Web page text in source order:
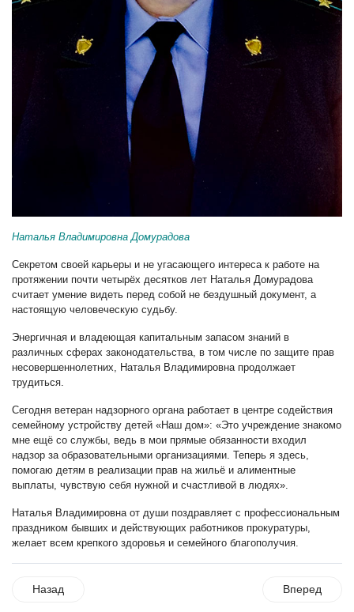
Наталья Владимировна Домурадова
Секретом своей карьеры и не угасающего интереса к работе на
протяжении почти четырёх десятков лет Наталья Домурадова
считает умение видеть перед собой не бездушный документ, а
настоящую человеческую судьбу.
Энергичная и владеющая капитальным запасом знаний в
различных сферах законодательства, в том числе по защите прав
несовершеннолетних, Наталья Владимировна продолжает
трудиться.
Сегодня ветеран надзорного органа работает в центре содействия
семейному устройству детей «Наш дом»: «Это учреждение знакомо
мне ещё со службы, ведь в мои прямые обязанности входил
надзор за образовательными организациями. Теперь я здесь,
помогаю детям в реализации прав на жильё и алиментные
выплаты, чувствую себя нужной и счастливой в людях».
Наталья Владимировна от души поздравляет с профессиональным
праздником бывших и действующих работников прокуратуры,
желает всем крепкого здоровья и семейного благополучия.
Назад Вперед